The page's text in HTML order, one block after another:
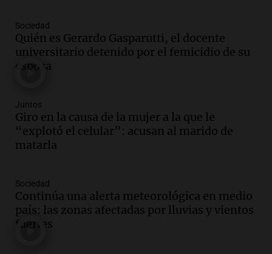
Audio.
para modificar proyecto de propiedad
privada en el Senado Nacional
Panorama Federal
Audio.
contrato entre cooperativa argentina y
Huawei en Neuquén
Panorama Federal
la presencia de 70.000 bolivianos en la
provincia y su integración
Panorama Federal
Episodios
Sociedad
Quién es Gerardo Gasparutti, el docente
universitario detenido por el femicidio de su
esposa
Juntos
Giro en la causa de la mujer a la que le
“explotó el celular”: acusan al marido de
matarla
Sociedad
Continúa una alerta meteorológica en medio
país: las zonas afectadas por lluvias y vientos
fuertes